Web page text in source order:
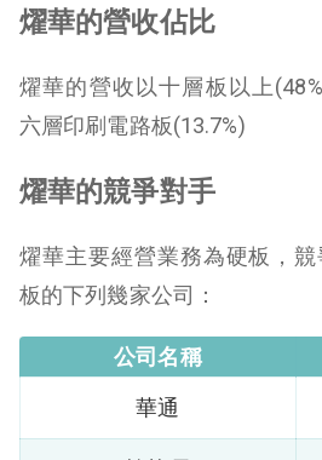
燿華的營收佔比
燿華的營收以十層板以上
六層印刷電路板(13.7%)
燿華的競爭對手
燿華主要經營業務為硬板，
板的下列幾家公司：
公司名稱
華通